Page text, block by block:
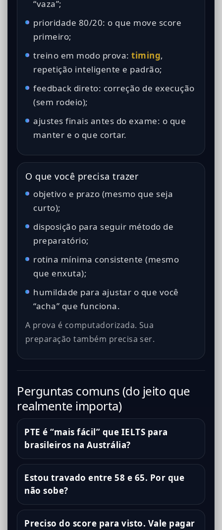
“vaza”;
prioridade 80/20: o que move score
primeiro;
treino em modo prova:timing,
repetição inteligente e padrão;
feedback direto: correção de execução
(sem rodeio);
ajustes finais antes do exame: o que
manter e o que cortar.
O que você precisa trazer
objetivo e prazo (mesmo que seja
curto);
disposição para seguir método de
preparatório;
rotina mínima consistente (mesmo
que enxuta);
humildade para ajustar o que você
“acha” que funciona.
A prova é computadorizada. Sua
preparação também precisa ser.
Perguntas comuns (do jeito que
realmente importa)
PTE é “mais fácil” que IELTS para
brasileiros na Austrália?
Estou travado entre 58 e 65. Por que
não sobe?
Preciso do score para visto. Vale pagar